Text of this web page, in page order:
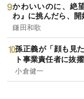
かわいいのに、絶
わ』に挑んだら、
鎌田和歌
孫正義が「顔も見
ト事業責任者に抜
小倉健一